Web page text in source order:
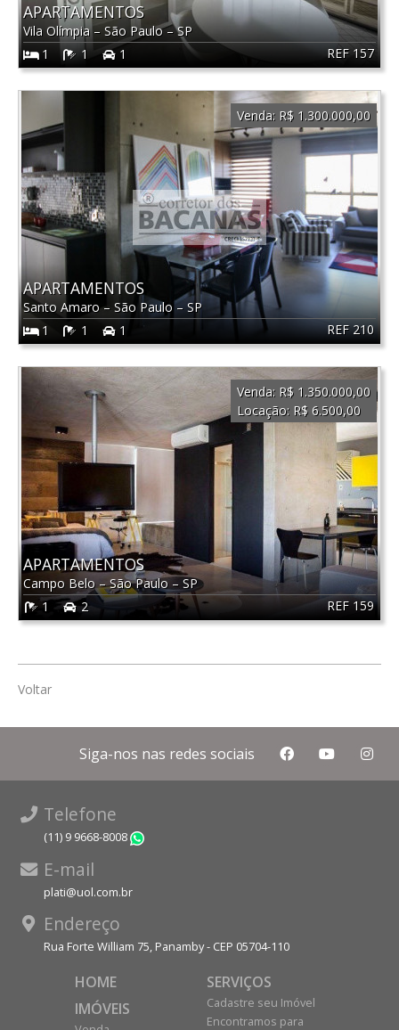
REF 157
APARTAMENTOS
Vila Olímpia– São Paulo–SP
1
1 1
REF 210
APARTAMENTOS
Santo Amaro– São Paulo– SP
1
1 1
Venda: R$ 1.300.000,00
REF 159
APARTAMENTOS
Campo Belo–São Paulo– SP
1
2
Venda: R$ 1.350.000,00
Locação: R$ 6.500,00
Voltar
Siga-nos nas redes sociais
Telefone
(11) 9 9668-8008
E-mail
plati@uol.com.br
Endereço
Rua Forte William 75, Panamby - CEP 05704-110
HOME
IMÓVEIS
SERVIÇOS
Cadastre seu Imóvel
Encontramos para